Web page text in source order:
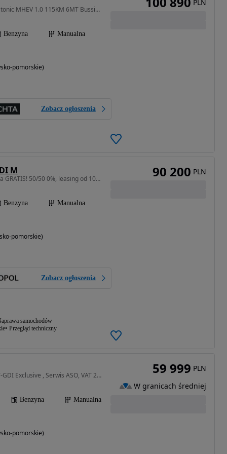
998 cm3 • 115 KM • Kia Stonic MHEV 1.0 115KM 6MT Bussines Line
Benzyna Manualna
pomorskie)
Zobacz ogłoszenia
PLN
M
998 cm3 • 100 KM • polisa GRATIS! 50/50 0%, leasing od 101,8%, od ręki, różne kolory
Benzyna Manualna
pomorskie)
Zobacz ogłoszenia
samochodów
Przegląd techniczny
90 200 PLN
998 cm3 • 100 KM • 1.0 T-GDI Exclusive , Serwis ASO, VAT 23%, Klimatronic, Tempomat,
Benzyna Manualna
pomorskie)
59 999 PLN
W granicach średniej